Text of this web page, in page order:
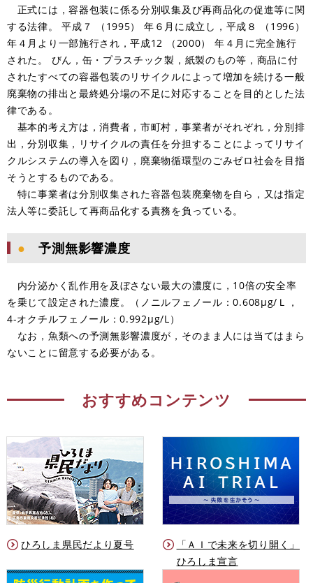
正式には，容器包装に係る分別収集及び再商品化の促進等に関
する法律。 平成７ （1995） 年６月に成立し，平成８ （1996）
年４月より一部施行され，平成12 （2000） 年４月に完全施行
された。 びん，缶・プラスチック製，紙製のもの等，商品に付
されたすべての容器包装のリサイクルによって増加を続ける一般
廃棄物の排出と最終処分場の不足に対応することを目的とした法
律である。
基本的考え方は，消費者，市町村，事業者がそれぞれ，分別排
出，分別収集，リサイクルの責任を分担することによってリサイ
クルシステムの導入を図り，廃棄物循環型のごみゼロ社会を目指
そうとするものである。
特に事業者は分別収集された容器包装廃棄物を自ら，又は指定
法人等に委託して再商品化する責務を負っている。
● 予測無影響濃度
内分泌かく乱作用を及ぼさない最大の濃度に，10倍の安全率
を乗じて設定された濃度。（ノニルフェノール：0.608μg/Ｌ，
4-オクチルフェノール：0.992μg/L）
なお，魚類への予測無影響濃度が，そのまま人には当てはまら
ないことに留意する必要がある。
おすすめコンテンツ
ひろしま県民だより夏号
「ＡＩで未来を切り開く」
ひろしま宣言